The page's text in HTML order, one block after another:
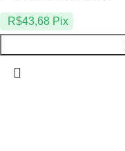
R$43,68 Pix